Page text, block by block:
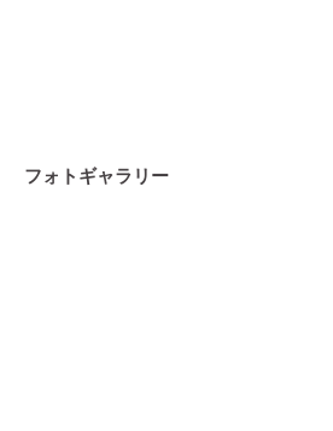
フォトギャラリー